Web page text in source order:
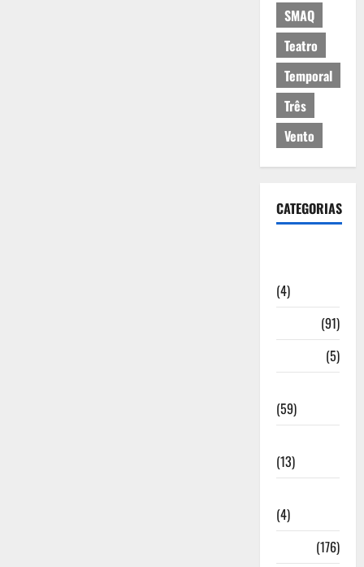
SMAQ
Teatro
Temporal
Três
Vento
CATEGORIAS
(4)
(91)
(5)
(59)
(13)
(4)
(176)